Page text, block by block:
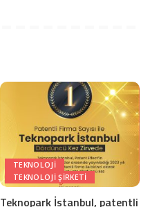
TEKNOLOJI
TEKNOLOJI ŞIRKETI
Teknopark İstanbul, patentli